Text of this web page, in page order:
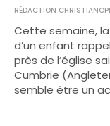
RÉDACTION
Cette semaine,
d’un enfant
près de l’église
Cumbrie
semble être un